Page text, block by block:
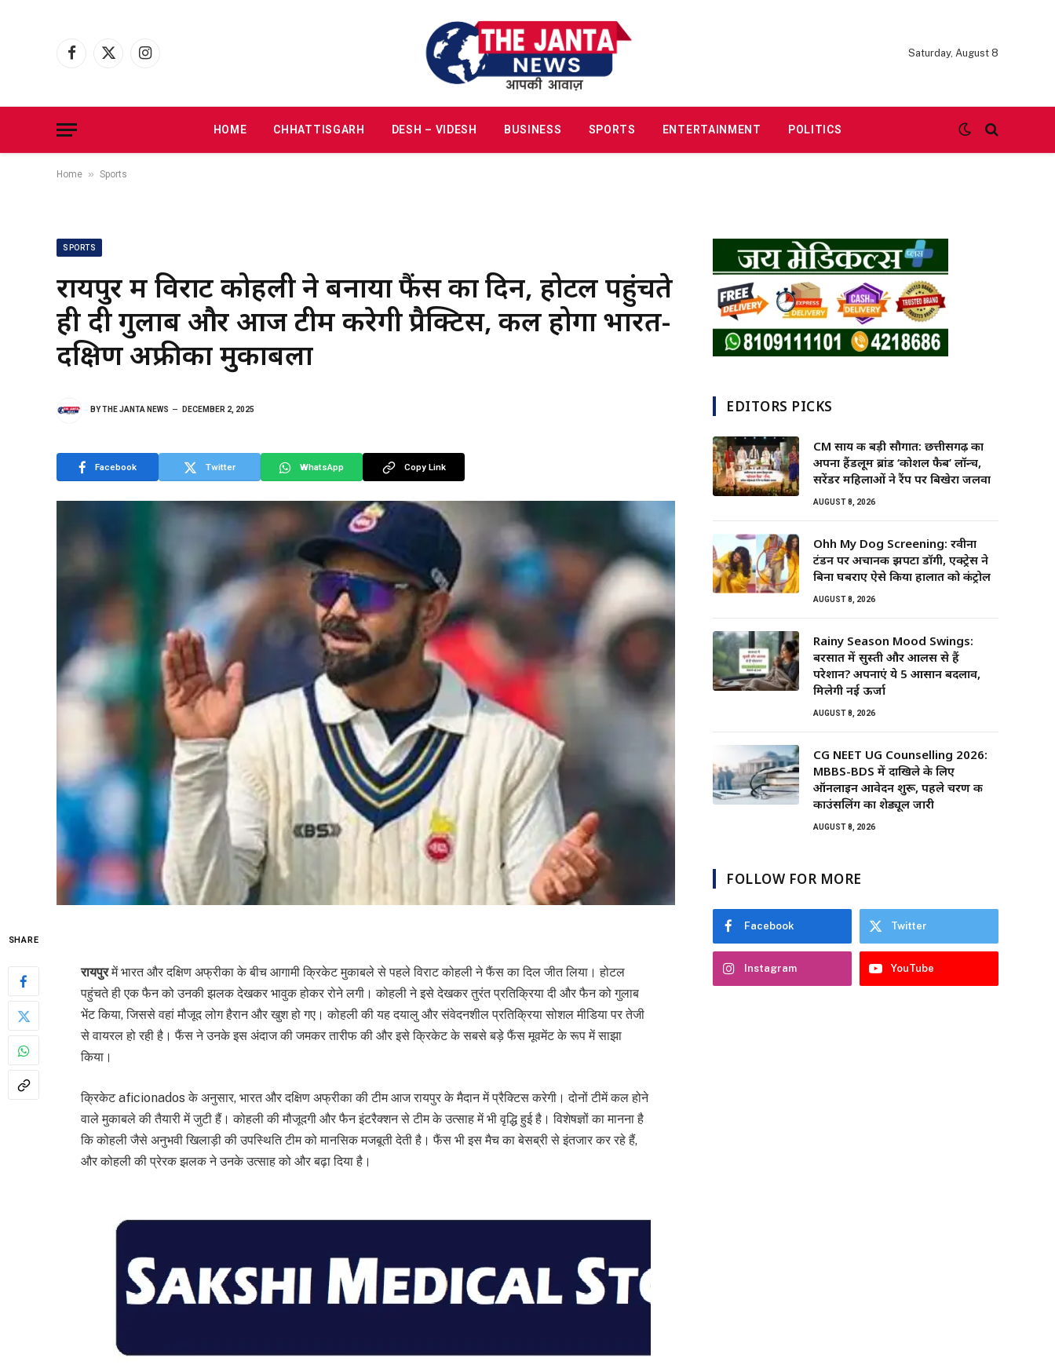
Facebook
X
Instagram
Saturday, August 8
HOME CHHATTISGARH DESH – VIDESH BUSINESS SPORTS ENTERTAINMENT POLITICS
Home » Sports
SPORTS
रायपुर में विराट कोहली ने बनाया फैंस का दिन, होटल पहुंचते
ही दी गुलाब और आज टीम करेगी प्रैक्टिस, कल होगा भारत-
दक्षिण अफ्रीका मुकाबला
BYTHE JANTA NEWS DECEMBER 2, 2025
Facebook Twitter WhatsApp Copy Link
SHARE
रायपुरमें भारत और दक्षिण अफ्रीका के बीच आगामी क्रिकेट मुकाबले से पहले विराट कोहली ने फैंस का दिल जीत लिया। होटल
पहुंचते ही एक फैन को उनकी झलक देखकर भावुक होकर रोने लगी। कोहली ने इसे देखकर तुरंत प्रतिक्रिया दी और फैन को गुलाब
भेंट किया, जिससे वहां मौजूद लोग हैरान और खुश हो गए। कोहली की यह दयालु और संवेदनशील प्रतिक्रिया सोशल मीडिया पर तेजी
से वायरल हो रही है। फैंस ने उनके इस अंदाज की जमकर तारीफ की और इसे क्रिकेट के सबसे बड़े फैंस मूवमेंट के रूप में साझा
किया।
क्रिकेट aficionados के अनुसार, भारत और दक्षिण अफ्रीका की टीम आज रायपुर के मैदान में प्रैक्टिस करेगी। दोनों टीमें कल होने
वाले मुकाबले की तैयारी में जुटी हैं। कोहली की मौजूदगी और फैन इंटरैक्शन से टीम के उत्साह में भी वृद्धि हुई है। विशेषज्ञों का मानना है
कि कोहली जैसे अनुभवी खिलाड़ी की उपस्थिति टीम को मानसिक मजबूती देती है। फैंस भी इस मैच का बेसब्री से इंतजार कर रहे हैं,
और कोहली की प्रेरक झलक ने उनके उत्साह को और बढ़ा दिया है।
EDITORS PICKS
CM साय की बड़ी सौगात: छत्तीसगढ़ का
अपना हैंडलूम ब्रांड ‘कोशल फैब’ लॉन्च,
सरेंडर महिलाओं ने रैंप पर बिखेरा जलवा
AUGUST 8, 2026
Ohh My Dog Screening: रवीना
टंडन पर अचानक झपटा डॉगी, एक्ट्रेस ने
बिना घबराए ऐसे किया हालात को कंट्रोल
AUGUST 8, 2026
Rainy Season Mood Swings:
बरसात में सुस्ती और आलस से हैं
परेशान? अपनाएं ये 5 आसान बदलाव,
मिलेगी नई ऊर्जा
AUGUST 8, 2026
CG NEET UG Counselling 2026:
MBBS-BDS में दाखिले के लिए
ऑनलाइन आवेदन शुरू, पहले चरण की
काउंसलिंग का शेड्यूल जारी
AUGUST 8, 2026
FOLLOW FOR MORE
Facebook Twitter
Instagram YouTube